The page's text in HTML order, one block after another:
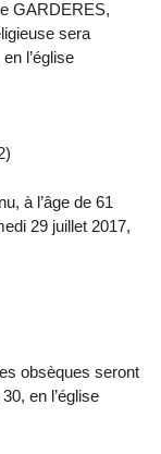
GARDERES,
sera
l’église
à l’âge de 61
29 juillet 2017,
obsèques seront
en l’église